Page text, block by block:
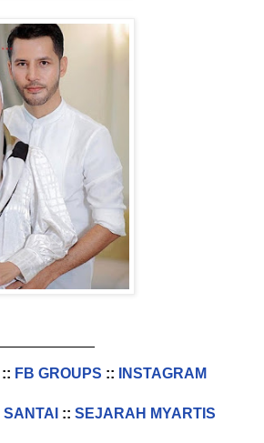
:: FB GROUPS ::
INSTAGRAM
SANTAI :: SEJARAH MYARTIS